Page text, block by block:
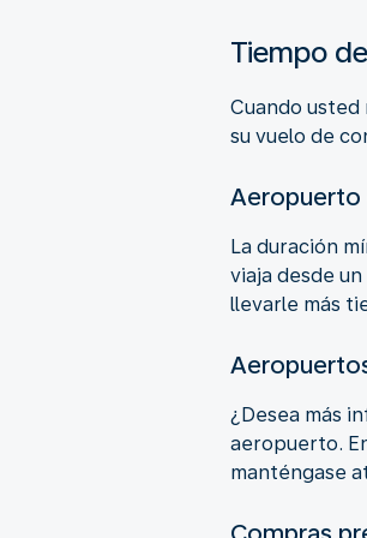
Tiempo
Cuando
su vuelo de
Aeropuerto
La duración
viaja desde
llevarle más
¿Desea más
aeropuerto.
manténgase